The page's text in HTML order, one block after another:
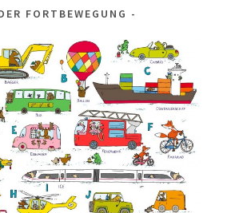
FORTBEWEGUNG